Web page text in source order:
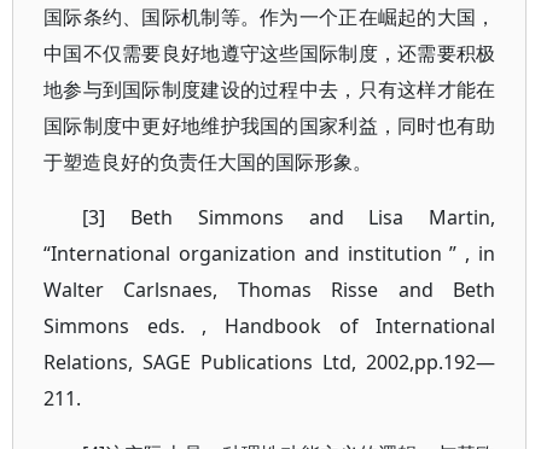
国际条约、国际机制等。作为一个正在崛起的大国，
中国不仅需要良好地遵守这些国际制度，还需要积极
地参与到国际制度建设的过程中去，只有这样才能在
国际制度中更好地维护我国的国家利益，同时也有助
于塑造良好的负责任大国的国际形象。
[3] Beth Simmons and Lisa Martin,
“International organization and institution ” , in
Walter Carlsnaes, Thomas Risse and Beth
Simmons eds. , Handbook of International
Relations, SAGE Publications Ltd, 2002,pp.192—
211.